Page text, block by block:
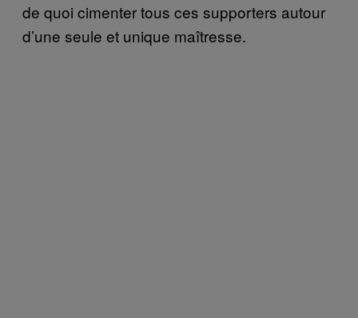
de quoi cimenter tous ces supporters autour
d’une seule et unique maîtresse.